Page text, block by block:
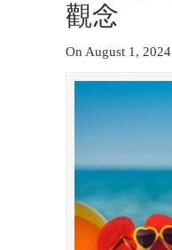
觀念
On August 1, 2024